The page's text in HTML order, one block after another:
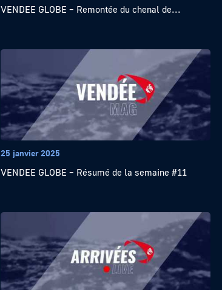
VENDEE GLOBE – Remontée du chenal de...
25 janvier 2025
VENDEE GLOBE – Résumé de la semaine #11